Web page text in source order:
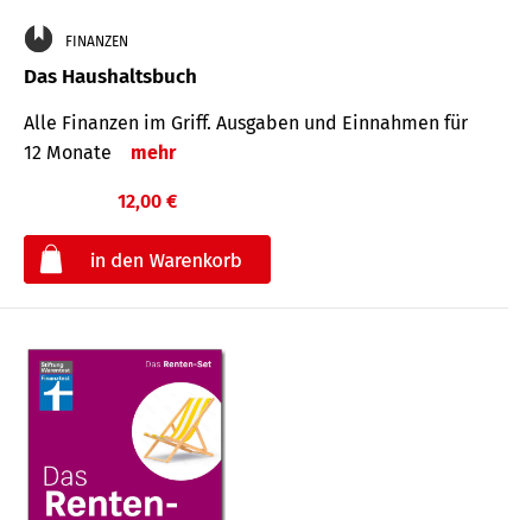
FINANZEN
Das Haushaltsbuch
Alle Finanzen im Griff. Aus­gaben und Ein­nahmen für
12 Monate
mehr
12,00 €